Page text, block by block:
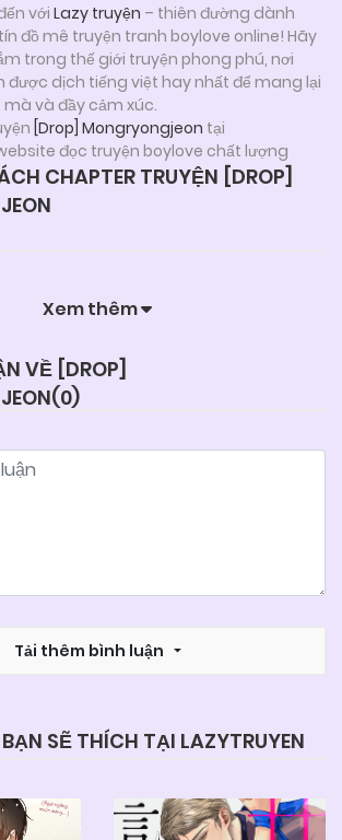
với Lazy truyện – thiên đường dành
đồ mê truyện tranh boylove online! Hãy
trong thế giới truyện phong phú, nơi
dịch tiếng việt hay nhất để mang lại
và đầy cảm xúc.
[Drop] Mongryongjeon tại
đọc truyện boylove chất lượng
CHAPTER TRUYỆN [DROP]
Xem thêm
VỀ [DROP]
0)
Tải thêm bình luận
SẼ THÍCH TẠI LAZYTRUYEN